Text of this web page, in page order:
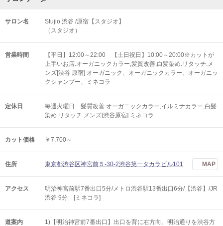
サロン名
Stujio 渋谷 /原宿【スタジオ】
（スタジオ）
営業時間
【平日】12:00～22:00 【土日祝日】10:00～20:00※カットが
上手いお店.オーガニックカラー,髪質改善,白髪染め.リタッチ.メ
ンズ[渋谷 原宿] オーガニック、オーガニックカラー、オーガニッ
クシャンプー、ミネコラ
定休日
毎週火曜日 髪質改善.オーガニックカラー,イルミナカラー,白髪
染め.リタッチ.メンズ[渋谷原宿] ミネコラ
カット価格 ￥7,700～
住所 東京都渋谷区神宮前５-30-2渋谷第一タカラビル101 MAP
アクセス
明治神宮前駅7番出口5分/メトロ渋谷駅13番出口6分/【渋谷】/JR
渋谷 9分 [ミネコラ]
道案内
1)【明治神宮前7番出口】出口を背に右方向。明治通りを渋谷方